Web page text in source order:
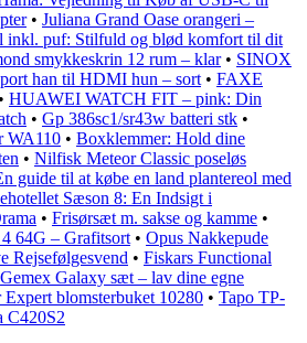
• Juliana Grand Oase orangeri –
inkl. puf: Stilfuld og blød komfort til dit
smykkeskrin 12 rum – klar• SINOX
han til HDMI hun – sort • FAXE
• HUAWEI WATCH FIT – pink: Din
• Gp 386sc1/sr43w batteri stk •
WA110 • Boxklemmer: Hold dine
• Nilfisk Meteor Classic poseløs
guide til at købe en land plantereol med
Sæson 8: En Indsigt i
• Frisørsæt m. sakse og kamme •
64G – Grafitsort • Opus Nakkepude
Rejsefølgesvend • Fiskars Functional
Gemex Galaxy sæt – lav dine egne
blomsterbuket 10280 • Tapo TP-
C420S2